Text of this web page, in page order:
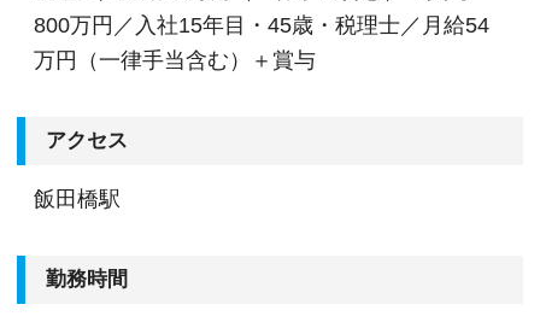
800万円／入社15年目・45歳・税理士／月給54
万円（一律手当含む）＋賞与
アクセス
飯田橋駅
勤務時間